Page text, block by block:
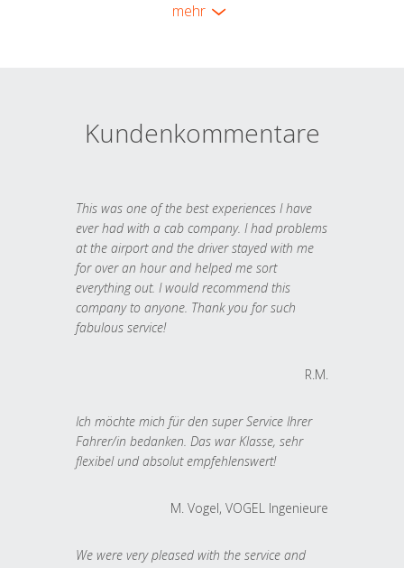
mehr
Kundenkommentare
This was one of the best experiences I have
ever had with a cab company. I had problems
at the airport and the driver stayed with me
for over an hour and helped me sort
everything out. I would recommend this
company to anyone. Thank you for such
fabulous service!
R.M.
Ich möchte mich für den super Service Ihrer
Fahrer/in bedanken. Das war Klasse, sehr
flexibel und absolut empfehlenswert!
M. Vogel, VOGEL Ingenieure
We were very pleased with the service and